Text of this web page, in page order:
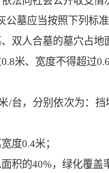
公墓应当按照下列标准
、双人合墓的墓穴占
0.8米、宽度不得超过0.6
/台，分别依次为：挡
度0.4米；
积的40%，绿化覆盖